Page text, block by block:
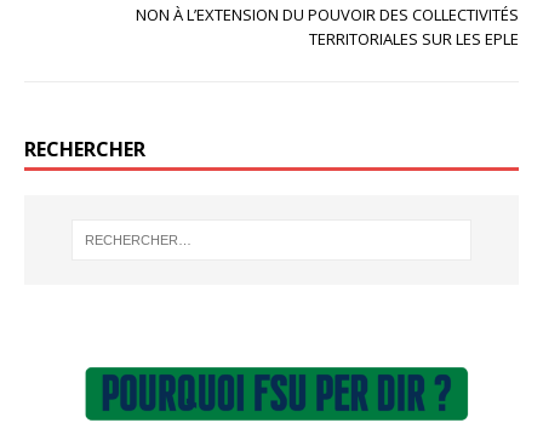
NON À L’EXTENSION DU POUVOIR DES COLLECTIVITÉS
TERRITORIALES SUR LES EPLE
RECHERCHER